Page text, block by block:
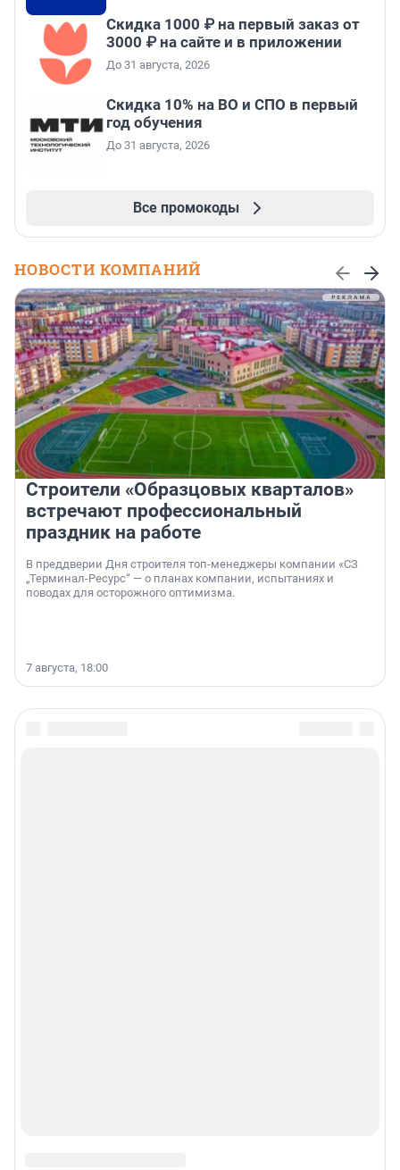
Скидка 1000 ₽ на первый заказ от
3000 ₽ на сайте и в приложении
До 31 августа, 2026
Скидка 10% на ВО и СПО в первый
год обучения
До 31 августа, 2026
Все промокоды
НОВОСТИ КОМПАНИЙ
Строители «Образцовых кварталов»
встречают профессиональный
праздник на работе
В преддверии Дня строителя топ-менеджеры компании «СЗ
„Терминал-Ресурс“ — о планах компании, испытаниях и
поводах для осторожного оптимизма.
7 августа, 18:00